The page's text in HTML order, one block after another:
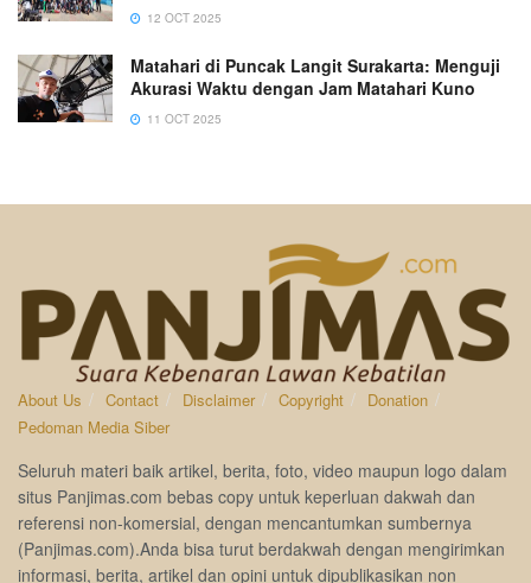
12 OCT 2025
Matahari di Puncak Langit Surakarta: Menguji
Akurasi Waktu dengan Jam Matahari Kuno
11 OCT 2025
About Us Contact Disclaimer Copyright
Donation
Pedoman Media Siber
Seluruh materi baik artikel, berita, foto, video maupun logo dalam
situs Panjimas.com bebas copy untuk keperluan dakwah dan
referensi non-komersial, dengan mencantumkan sumbernya
(Panjimas.com).Anda bisa turut berdakwah dengan mengirimkan
informasi, berita, artikel dan opini untuk dipublikasikan non